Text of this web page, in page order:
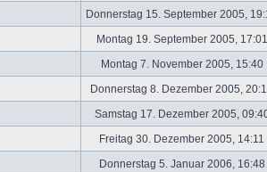
Donnerstag 15. September 2005,
Montag 19. September 2005,
Montag 7. November 2005, 15:40
Donnerstag 8. Dezember 2005,
Samstag 17. Dezember 2005,
Freitag 30. Dezember 2005, 14:11
Donnerstag 5. Januar 2006, 16:48